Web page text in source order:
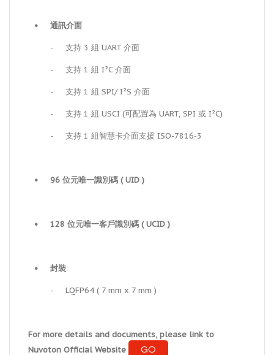
• 通訊介面
- 支持 3 組 UART 介面
- 支持 1 組 I²C 介面
- 支持 1 組 SPI/ I²S 介面
- 支持 1 組 USCI (可配置為 UART, SPI 或 I²C)
- 支持 1 組智慧卡介面支援 ISO-7816-3
• 96 位元唯一識別碼 ( UID )
• 128 位元唯一客戶識別碼 ( UCID )
• 封裝
- LQFP64 ( 7 mm x 7 mm )
For more details and documents, please link to
Nuvoton Official Website
GO